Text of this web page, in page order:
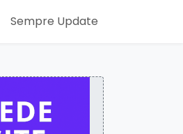
Sempre Update